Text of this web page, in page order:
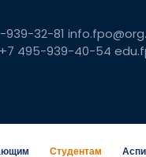
939-32-81
+7 495-939-40-54
Студентам